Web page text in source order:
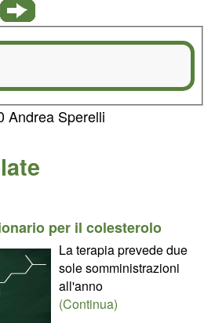
Andrea Sperelli
per il colesterolo
La terapia prevede due
sole somministrazioni
all'anno
(Continua)